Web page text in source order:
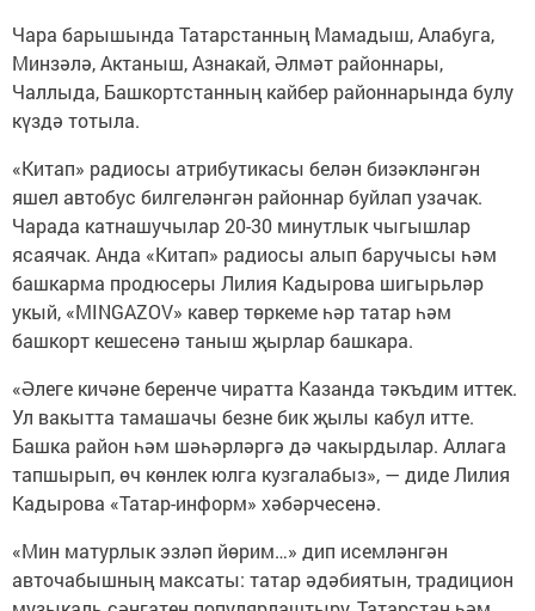
Чара барышында Татарстанның Мамадыш, Алабуга,
Минзәлә, Актаныш, Азнакай, Әлмәт районнары,
Чаллыда, Башкортстанның кайбер районнарында булу
күздә тотыла.
«Китап» радиосы атрибутикасы белән бизәкләнгән
яшел автобус билгеләнгән районнар буйлап узачак.
Чарада катнашучылар 20-30 минутлык чыгышлар
ясаячак. Анда «Китап» радиосы алып баручысы һәм
башкарма продюсеры Лилия Кадырова шигырьләр
укый, «MINGAZOV» кавер төркеме һәр татар һәм
башкорт кешесенә таныш җырлар башкара.
«Әлеге кичәне беренче чиратта Казанда тәкъдим иттек.
Ул вакытта тамашачы безне бик җылы кабул итте.
Башка район һәм шәһәрләргә дә чакырдылар. Аллага
тапшырып, өч көнлек юлга кузгалабыз», — диде Лилия
Кадырова «Татар-информ» хәбәрчесенә.
«Мин матурлык эзләп йөрим…» дип исемләнгән
авточабышның максаты: татар әдәбиятын, традицион